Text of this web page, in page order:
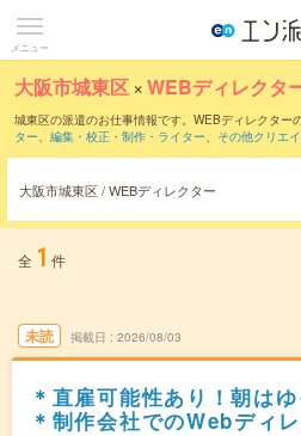
メニュー
大阪市城東区 ×WEBディレクタ
城東区の派遣のお仕事情報です。WEBディレクター
ター、 編集・校正・制作・ライター、 その他クリエ
WEBディレクターのお
大阪市城東区 / WEBディレクター
全 1 件
未読 掲載日 2026/08/03
＊直雇可能性あり！朝は
＊制作会社でのWebディ